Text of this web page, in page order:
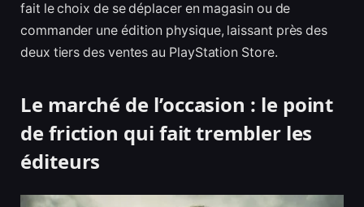
fait le choix de se déplacer en magasin ou de
commander une édition physique, laissant près des
deux tiers des ventes au PlayStation Store.
Le marché de l’occasion : le point
de friction qui fait trembler les
éditeurs